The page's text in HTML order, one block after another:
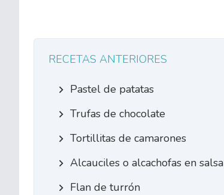
RECETAS ANTERIORES
Pastel de patatas
Trufas de chocolate
Tortillitas de camarones
Alcauciles o alcachofas en salsa
Flan de turrón